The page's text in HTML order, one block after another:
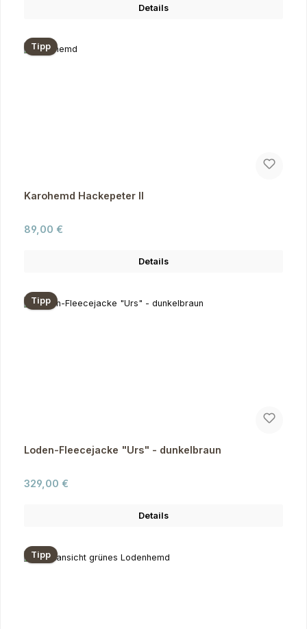
Details
Tipp
Karohemd Hackepeter II
Regulärer Preis:
89,00 €
Details
Tipp
Loden-Fleecejacke "Urs" - dunkelbraun
Regulärer Preis:
329,00 €
Details
Tipp